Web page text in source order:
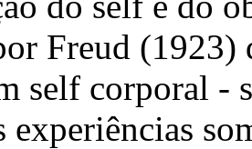
Freud (1923)
self corporal -
experiências